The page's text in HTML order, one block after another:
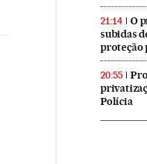
21:14
O
subidas
proteção
20:55
Polícia